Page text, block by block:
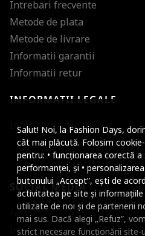
Salut! Noi, la Fashion Days,
cât mai plăcută. Folosim
pentru: • funcționarea corectă a
performanței, și •
butonului „Accept”, ești de
activitatea pe site și
utilizate de noi și de partenerii
mai sus. Dacă alegi „Refuz”,
strict necesare funcționării site-
Intrebari frecvente
Metode de plata
Metode de livrare
Informatii garantii
Informatii retur
INFORMATII LEGALE
Informatii utile
SOCIAL MEDIA
Facebook
Instagram